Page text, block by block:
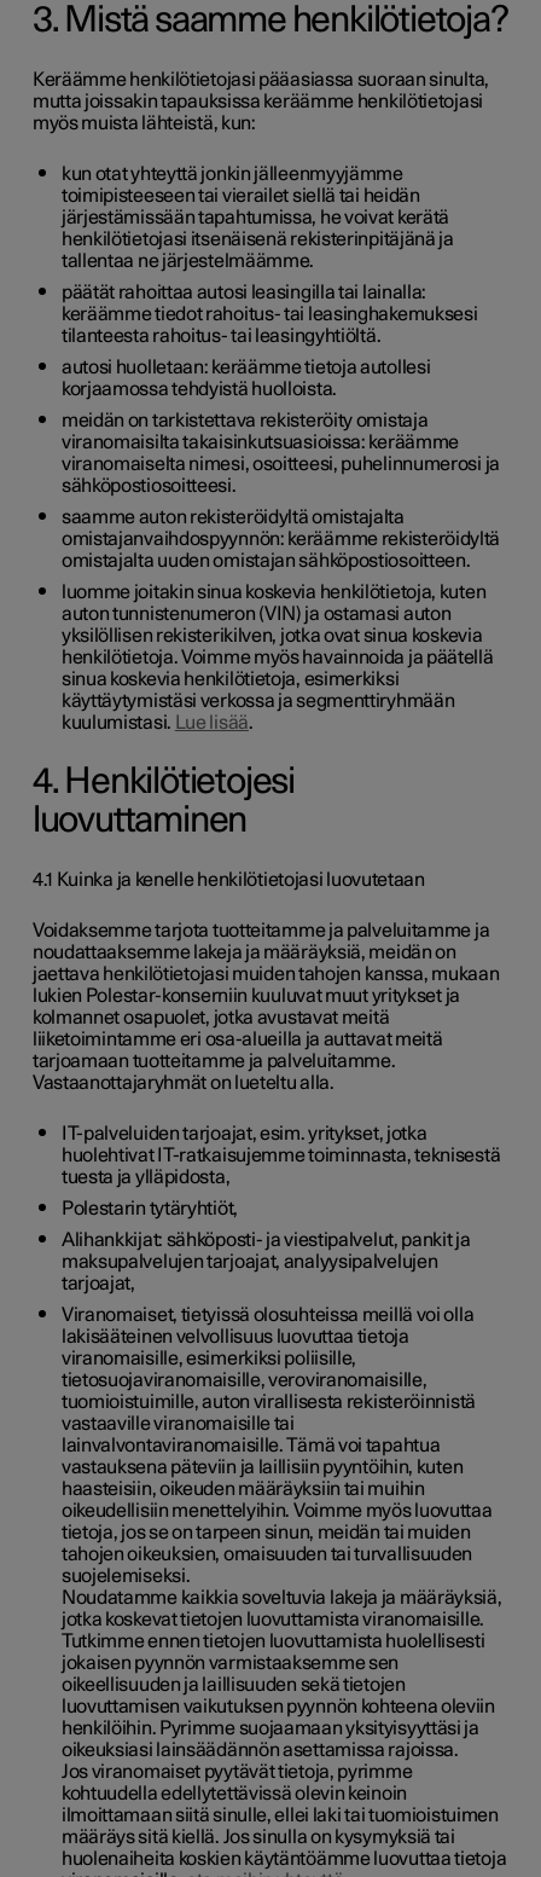
3. Mistä saamme henkilötietoja?
Keräämme henkilötietojasi pääasiassa suoraan sinulta,
mutta joissakin tapauksissa keräämme henkilötietojasi
myös muista lähteistä, kun:
kun otat yhteyttä jonkin jälleenmyyjämme
toimipisteeseen tai vierailet siellä tai heidän
järjestämissään tapahtumissa, he voivat kerätä
henkilötietojasi itsenäisenä rekisterinpitäjänä ja
tallentaa ne järjestelmäämme.
päätät rahoittaa autosi leasingilla tai lainalla:
keräämme tiedot rahoitus- tai leasinghakemuksesi
tilanteesta rahoitus- tai leasingyhtiöltä.
autosi huolletaan: keräämme tietoja autollesi
korjaamossa tehdyistä huolloista.
meidän on tarkistettava rekisteröity omistaja
viranomaisilta takaisinkutsuasioissa: keräämme
viranomaiselta nimesi, osoitteesi, puhelinnumerosi ja
sähköpostiosoitteesi.
saamme auton rekisteröidyltä omistajalta
omistajanvaihdospyynnön: keräämme rekisteröidyltä
omistajalta uuden omistajan sähköpostiosoitteen.
luomme joitakin sinua koskevia henkilötietoja, kuten
auton tunnistenumeron (VIN) ja ostamasi auton
yksilöllisen rekisterikilven, jotka ovat sinua koskevia
henkilötietoja. Voimme myös havainnoida ja päätellä
sinua koskevia henkilötietoja, esimerkiksi
käyttäytymistäsi verkossa ja segmenttiryhmään
kuulumistasi. Lue lisää.
4. Henkilötietojesi
luovuttaminen
4.1 Kuinka ja kenelle henkilötietojasi luovutetaan
Voidaksemme tarjota tuotteitamme ja palveluitamme ja
noudattaaksemme lakeja ja määräyksiä, meidän on
jaettava henkilötietojasi muiden tahojen kanssa, mukaan
lukien Polestar-konserniin kuuluvat muut yritykset ja
kolmannet osapuolet, jotka avustavat meitä
liiketoimintamme eri osa-alueilla ja auttavat meitä
tarjoamaan tuotteitamme ja palveluitamme.
Vastaanottajaryhmät on lueteltu alla.
IT-palveluiden tarjoajat, esim. yritykset, jotka
huolehtivat IT-ratkaisujemme toiminnasta, teknisestä
tuesta ja ylläpidosta,
Polestarin tytäryhtiöt,
Alihankkijat: sähköposti- ja viestipalvelut, pankit ja
maksupalvelujen tarjoajat, analyysipalvelujen
tarjoajat,
Viranomaiset, tietyissä olosuhteissa meillä voi olla
lakisääteinen velvollisuus luovuttaa tietoja
viranomaisille, esimerkiksi poliisille,
tietosuojaviranomaisille, veroviranomaisille,
tuomioistuimille, auton virallisesta rekisteröinnistä
vastaaville viranomaisille tai
lainvalvontaviranomaisille. Tämä voi tapahtua
vastauksena päteviin ja laillisiin pyyntöihin, kuten
haasteisiin, oikeuden määräyksiin tai muihin
oikeudellisiin menettelyihin. Voimme myös luovuttaa
tietoja, jos se on tarpeen sinun, meidän tai muiden
tahojen oikeuksien, omaisuuden tai turvallisuuden
suojelemiseksi.
Noudatamme kaikkia soveltuvia lakeja ja määräyksiä,
jotka koskevat tietojen luovuttamista viranomaisille.
Tutkimme ennen tietojen luovuttamista huolellisesti
jokaisen pyynnön varmistaaksemme sen
oikeellisuuden ja laillisuuden sekä tietojen
luovuttamisen vaikutuksen pyynnön kohteena oleviin
henkilöihin. Pyrimme suojaamaan yksityisyyttäsi ja
oikeuksiasi lainsäädännön asettamissa rajoissa.
Jos viranomaiset pyytävät tietoja, pyrimme
kohtuudella edellytettävissä olevin keinoin
ilmoittamaan siitä sinulle, ellei laki tai tuomioistuimen
määräys sitä kiellä. Jos sinulla on kysymyksiä tai
huolenaiheita koskien käytäntöämme luovuttaa tietoja